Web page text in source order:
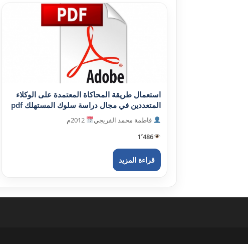
استعمال طريقة المحاكاة المعتمدة على الوكلاء
المتعددين في مجال دراسة سلوك المستهلك pdf
فاطمة محمد الفريجي
1٬486
قراءة المزيد